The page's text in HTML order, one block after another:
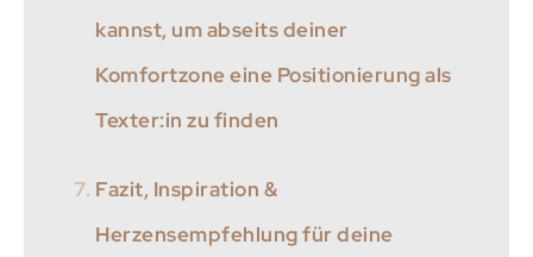
kannst, um abseits deiner
Komfortzone eine Positionierung als
Texter:in zu finden
Fazit, Inspiration &
Herzensempfehlung für deine